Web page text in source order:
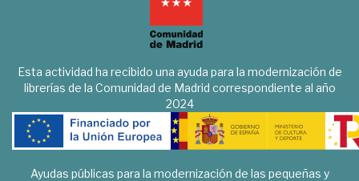
Esta actividad ha recibido una ayuda para la modernización de
librerías de la Comunidad de Madrid correspondiente al año
2024
Ayudas públicas para la modernización de las pequeñas y